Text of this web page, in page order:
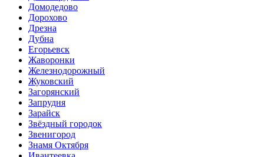
Домодедово
Дорохово
Дрезна
Дубна
Егорьевск
Жаворонки
Железнодорожный
Жуковский
Загорянский
Запрудня
Зарайск
Звёздный городок
Звенигород
Знамя Октября